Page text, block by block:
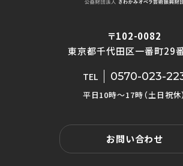
〒102-0082
東京都千代田区一番町29
TEL 0570-023-
平日10時〜17時（土日祝休）
お問い合わせ